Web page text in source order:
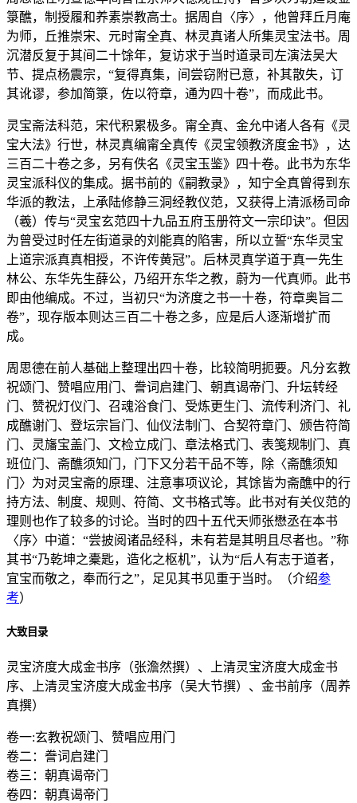
箓醮，制授履和养素崇教高士。据周自〈序〉，他曾拜丘月庵
为师，丘推崇宋、元时甯全真、林灵真诸人所集灵宝法书。周
沉潜反复于其间二十馀年，复访求于当时道录司左演法吴大
节、提点杨震宗，“复得真集，间尝窃附已意，补其散失，订
其讹谬，参加简箓，佐以符章，通为四十卷”，而成此书。
灵宝斋法科范，宋代积累极多。甯全真、金允中诸人各有《灵
宝大法》行世，林灵真编甯全真传《灵宝领教济度金书》，达
三百二十卷之多，另有佚名《灵宝玉鉴》四十卷。此书为东华
灵宝派科仪的集成。据书前的《嗣教录》，知宁全真曾得到东
华派的教法，上承陆修静三洞经教仪范，又获得上清派杨司命
（羲）传与“灵宝玄范四十九品五府玉册符文一宗印诀”。但因
为曾受过时任左街道录的刘能真的陷害，所以立誓“东华灵宝
上道宗派真真相授，不许传黄冠”。后林灵真学道于真一先生
林公、东华先生薛公，乃绍开东华之教，蔚为一代真师。此书
即由他编成。不过，当初只“为济度之书一十卷，符章奥旨二
卷”，现存版本则达三百二十卷之多，应是后人逐渐增扩而
成。
周思德在前人基础上整理出四十卷，比较简明扼要。凡分玄教
祝颂门、赞唱应用门、誊词启建门、朝真谒帝门、升坛转经
门、赞祝灯仪门、召魂浴食门、受炼更生门、流传利济门、礼
成醮谢门、登坛宗旨门、仙仪法制门、合契符章门、颁告符简
门、灵旛宝盖门、文检立成门、章法格式门、表笺规制门、真
班位门、斋醮须知门，门下又分若干品不等，除〈斋醮须知
门〉为对灵宝斋的原理、注意事项议论，其馀皆为斋醮中的行
持方法、制度、规则、符简、文书格式等。此书对有关仪范的
理则也作了较多的讨论。当时的四十五代天师张懋丞在本书
〈序〉中道：“尝披阅诸品经科，未有若是其明且尽者也。”称
其书“乃乾坤之橐匙，造化之枢机”，认为“后人有志于道者，
宜宝而敬之，奉而行之”，足见其书见重于当时。（介绍参
考）
大致目录
灵宝济度大成金书序（张澹然撰）、上清灵宝济度大成金书
序、上清灵宝济度大成金书序（吴大节撰）、金书前序（周养
真撰）
卷一:玄教祝颂门、赞唱应用门
卷二：誊词启建门
卷三：朝真谒帝门
卷四：朝真谒帝门